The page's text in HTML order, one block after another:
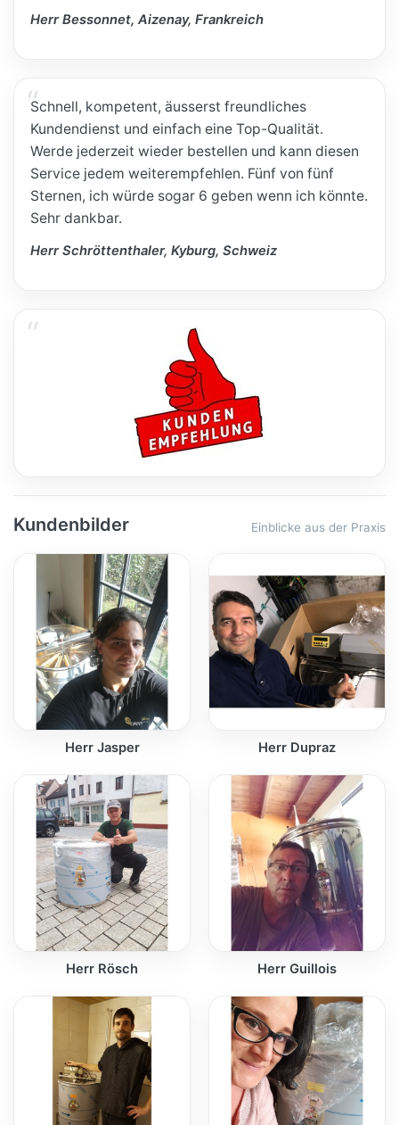
Herr Bessonnet, Aizenay, Frankreich
Schnell, kompetent, äusserst freundliches
Kundendienst und einfach eine Top-Qualität.
Werde jederzeit wieder bestellen und kann diesen
Service jedem weiterempfehlen. Fünf von fünf
Sternen, ich würde sogar 6 geben wenn ich könnte.
Sehr dankbar.
Herr Schröttenthaler, Kyburg, Schweiz
Kundenbilder Einblicke aus der Praxis
Herr Jasper Herr Dupraz
Herr Rösch Herr Guillois